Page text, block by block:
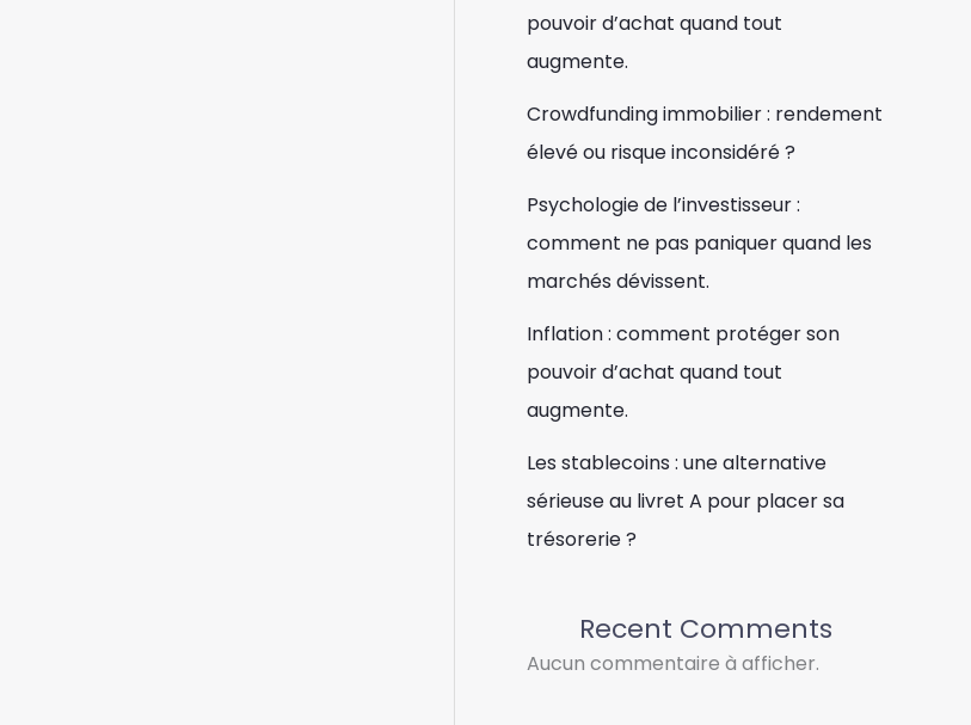
pouvoir d’achat quand tout
augmente.
Crowdfunding immobilier : rendement
élevé ou risque inconsidéré ?
Psychologie de l’investisseur :
comment ne pas paniquer quand les
marchés dévissent.
Inflation : comment protéger son
pouvoir d’achat quand tout
augmente.
Les stablecoins : une alternative
sérieuse au livret A pour placer sa
trésorerie ?
Recent Comments
Aucun commentaire à afficher.